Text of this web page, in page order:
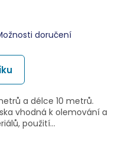
doručení
a délce 10 metrů.
vhodná k olemování a
použití…